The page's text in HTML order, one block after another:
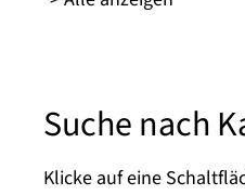
Suche nach
Klicke auf eine